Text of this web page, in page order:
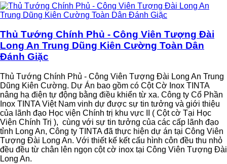
Thủ Tướng Chính Phủ - Công Viên Tượng Đài
Long An Trung Dũng Kiên Cường Toàn Dân
Đánh Giặc
Thủ Tướng Chính Phủ - Công Viên Tượng Đài Long An Trung
Dũng Kiên Cường. Dự Án bao gồm có Cột Cờ Inox TINTA
nâng hạ điện tự động bằng điều khiển từ xa. Công ty Cổ Phần
Inox TINTA Việt Nam vinh dự được sự tin tưởng và giới thiệu
của lãnh đạo Học viện Chính trị khu vực II ( Cột cờ Tại Học
Viện Chính Trị ), cùng với sự tin tưởng của các cấp lãnh đạo
tỉnh Long An, Công ty TINTA đã thực hiện dự án tại Công Viên
Tượng Đài Long An. Với thiết kế kết cấu hình côn đều thu nhỏ
đều đều từ chân lên ngọn cột cờ inox tại Công Viên Tượng Đài
Long An.